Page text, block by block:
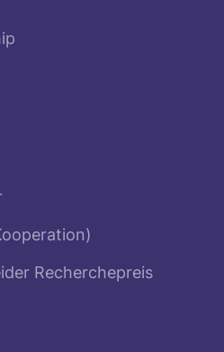
Recherchepreis